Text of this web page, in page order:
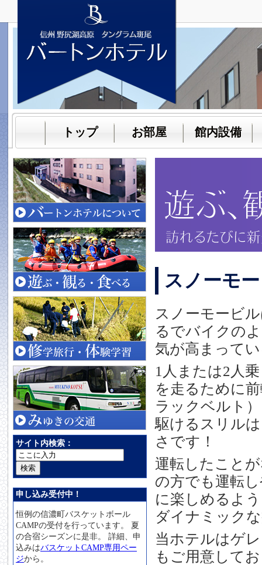
トップ お部屋 館内設備
スノーモ
スノーモービ
るでバイクの
気が高まって
1人または2人
を走るために
ラックベルト
駆けるスリル
さです！
運転したこと
の方でも運転
に楽しめるよ
ダイナミック
当ホテルはゲ
もご用意して
サイト内検索：
申し込み受付中！
恒例の信濃町バスケットボール
CAMPの受付を行っています。 夏
の合宿シーズンに是非。 詳細、申
込みはバスケットCAMP専用ペー
ジから。